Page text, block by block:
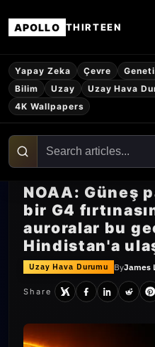
APOLLO THIRTEEN
Yapay Zeka Çevre
Bilim
Uzay Uzay Hava
4K Wallpapers
NOAA: Güneş
bir G4
auroralar bu
Hindistan'a
Uzay Hava Durumu ByJames
Share